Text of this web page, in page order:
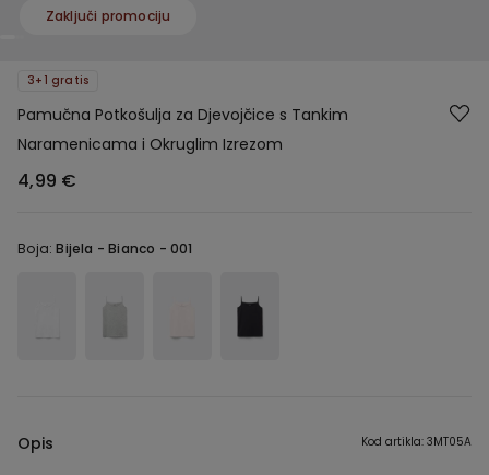
Zaključi promociju
3+1 gratis
Pamučna Potkošulja za Djevojčice s Tankim
Naramenicama i Okruglim Izrezom
4,99 €
Boja:Bijela -Bianco - 001
Opis Kod artikla: 3MT05A